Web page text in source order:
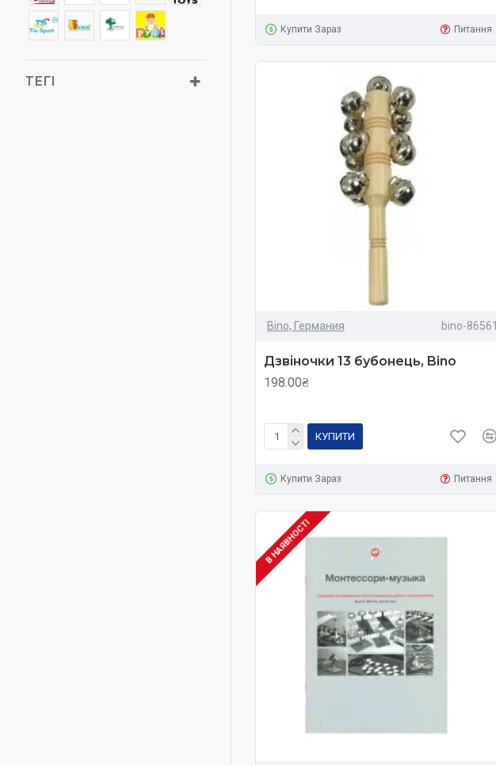
ТЕГІ
Купити Зараз Питання
Bino, Германия bino-86561
Дзвіночки 13 бубонець, Bino
198.00₴
КУПИТИ
Купити Зараз Питання
В НАЯВНОСТІ